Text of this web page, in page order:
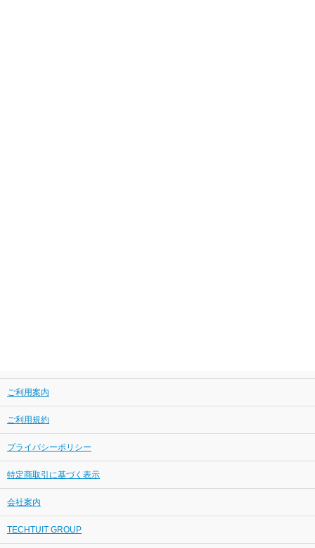
ご利用案内
ご利用規約
プライバシーポリシー
特定商取引に基づく表示
会社案内
TECHTUIT GROUP